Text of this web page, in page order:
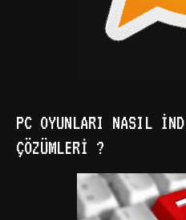
PC OYUNLARI NASIL
ÇÖZÜMLERI ?